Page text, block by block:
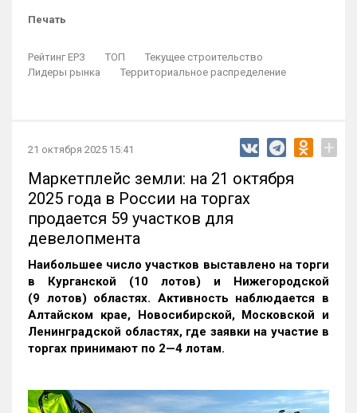
Печать
Рейтинг ЕРЗ ТОП
Текущее строительство
Лидеры рынка
Территориальное распределение
21 октября 2025 15:41 +
Маркетплейс земли: на 21 октября
2025 года в России на торгах
продается 59 участков для
девелопмента
Наибольшее число участков выставлено на торги
в Курганской (10 лотов) и Нижегородской
(9 лотов) областях. Активность наблюдается в
Алтайском крае, Новосибирской, Московской и
Ленинградской областях, где заявки на участие в
торгах принимают по 2—4 лотам.